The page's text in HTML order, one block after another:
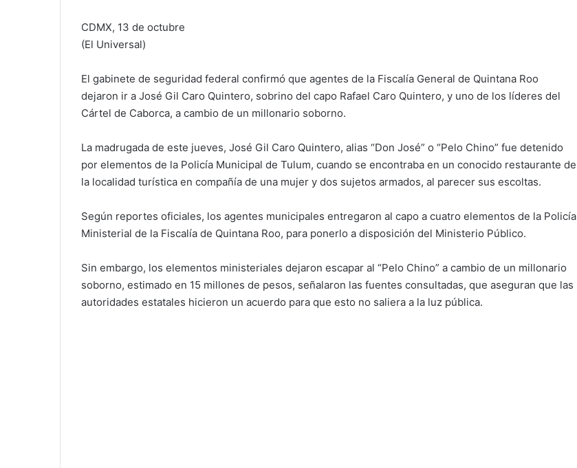
CDMX, 13 de octubre
(El Universal)
El gabinete de seguridad federal confirmó que agentes de la Fiscalía General de Quintana Roo
dejaron ir a José Gil Caro Quintero, sobrino del capo Rafael Caro Quintero, y uno de los líderes del
Cártel de Caborca, a cambio de un millonario soborno.
La madrugada de este jueves, José Gil Caro Quintero, alias “Don José” o “Pelo Chino” fue detenido
por elementos de la Policía Municipal de Tulum, cuando se encontraba en un conocido restaurante de
la localidad turística en compañía de una mujer y dos sujetos armados, al parecer sus escoltas.
Según reportes oficiales, los agentes municipales entregaron al capo a cuatro elementos de la Policía
Ministerial de la Fiscalía de Quintana Roo, para ponerlo a disposición del Ministerio Público.
Sin embargo, los elementos ministeriales dejaron escapar al “Pelo Chino” a cambio de un millonario
soborno, estimado en 15 millones de pesos, señalaron las fuentes consultadas, que aseguran que las
autoridades estatales hicieron un acuerdo para que esto no saliera a la luz pública.